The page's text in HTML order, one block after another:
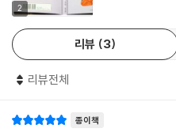
가엾이 여겼기 때문입니다.
--- p.33
광장에 모여도 지금까지 그랬던 것
--- p.39
2
리뷰 3
리뷰전체
종이책